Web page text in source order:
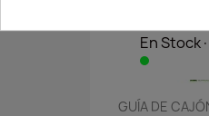
En
GUÍA DE